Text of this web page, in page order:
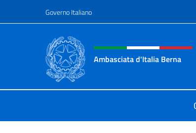
Governo Italiano
Intestazione sito, social
Ambasciata d'Italia Berna